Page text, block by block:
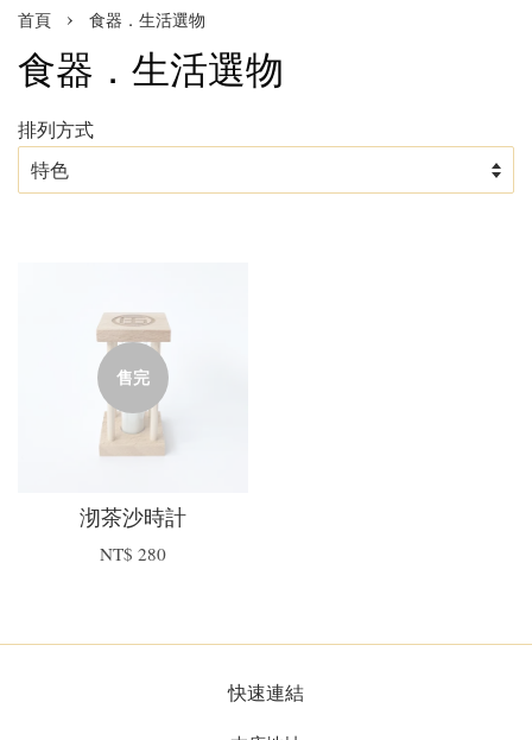
首頁 › 食器．生活選物
食器．生活選物
排列方式
售完
沏茶沙時計
NT$ 280
快速連結